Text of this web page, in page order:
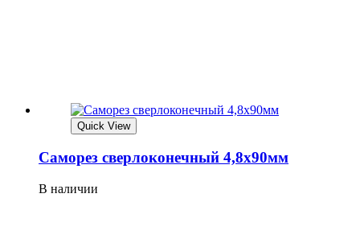
Quick View
Саморез сверлоконечный 4,8х90мм
В наличии